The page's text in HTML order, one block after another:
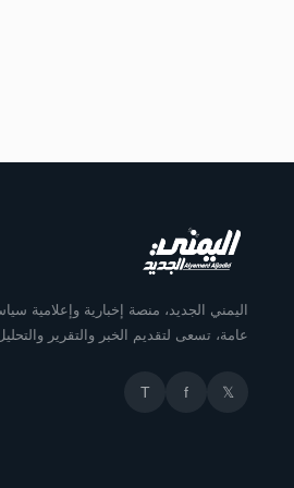
اليمني الجديد، منصة إخبارية وإعلامية
عامة، تسعى لتقديم الخبر والتقرير
𝕏
f
T